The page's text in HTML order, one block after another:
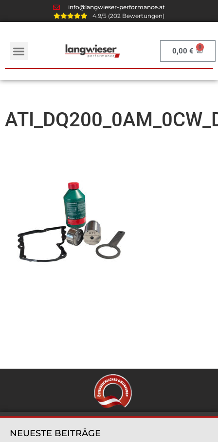
info@langwieser-performance.at
4.9/5 (202 Bewertungen)
0,00€
NEUESTE BEITRÄGE